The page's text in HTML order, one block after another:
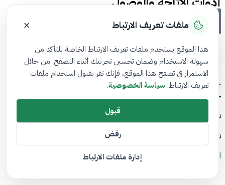
خريطة الموقع
جميع الحقوق محفوظة لدى المستثمر الذكي© 2026
تم تطويره بواسطة هيئة السوق المالية
تاريخ آخر تعديل: 04/1/2026
الشروط والأحكام
ملفات تعريف الارتباط ×
هذا الموقع يستخدم ملفات تعريف الارتباط الخاصة للتأكد من
سهولة الاستخدام وضمان تحسين تجربتك أثناء التصفح. من خلال
الاستمرار في تصفح هذا الموقع، فإنك تقر بقبول استخدام ملفات
تعريف الارتباط. سياسة الخصوصية.
قبول
رفض
إدارة ملفات الارتباط